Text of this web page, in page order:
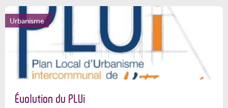
Urbanisme
Évolution du PLUi